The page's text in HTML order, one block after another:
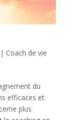
| Coach de vie
du
efficaces et
plus